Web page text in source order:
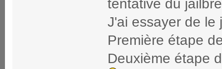
tentative du
J'ai essayer de le
Première étape
Deuxième étape